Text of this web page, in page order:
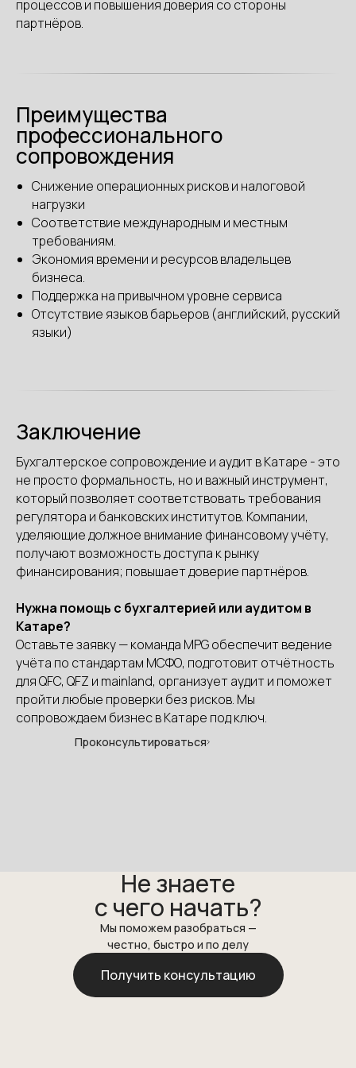
процессов и повышения доверия со стороны
партнёров.
Преимущества
профессионального
сопровождения
Снижение операционных рисков и налоговой
нагрузки
Соответствие международным и местным
требованиям.
Экономия времени и ресурсов владельцев
бизнеса.
Поддержка на привычном уровне сервиса
Отсутствие языков барьеров (английский, русский
языки)
Заключение
Бухгалтерское сопровождение и аудит в Катаре - это
не просто формальность, но и важный инструмент,
который позволяет соответствовать требования
регулятора и банковских институтов. Компании,
уделяющие должное внимание финансовому учёту,
получают возможность доступа к рынку
финансирования; повышает доверие партнёров.
Нужна помощь с бухгалтерией или аудитом в
Катаре?
Оставьте заявку — команда MPG обеспечит ведение
учёта по стандартам МСФО, подготовит отчётность
для QFC, QFZ и mainland, организует аудит и поможет
пройти любые проверки без рисков. Мы
сопровождаем бизнес в Катаре под ключ.
Проконсультироваться
Не знаете
с чего начать?
Мы поможем разобраться —
честно, быстро и по делу
Получить консультацию
Получить консультацию
Для Бизнеса
8 лет успешной работы
в Персидском заливе
Юридическое сопровождение
Бухгалтерское сопровождение и аудит
Операционная и административная поддержка
Подготовка ВЭД-контрактов и legal opinion
Сопровождение сделок M&A
Консультирование по выходу на рынок
Корпоративная обвязка для защиты бизнеса